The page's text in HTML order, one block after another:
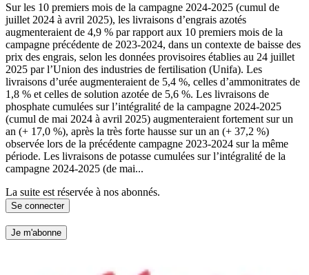
Sur les 10 premiers mois de la campagne 2024-2025 (cumul de
juillet 2024 à avril 2025), les livraisons d’engrais azotés
augmenteraient de 4,9 % par rapport aux 10 premiers mois de la
campagne précédente de 2023-2024, dans un contexte de baisse des
prix des engrais, selon les données provisoires établies au 24 juillet
2025 par l’Union des industries de fertilisation (Unifa). Les
livraisons d’urée augmenteraient de 5,4 %, celles d’ammonitrates de
1,8 % et celles de solution azotée de 5,6 %. Les livraisons de
phosphate cumulées sur l’intégralité de la campagne 2024-2025
(cumul de mai 2024 à avril 2025) augmenteraient fortement sur un
an (+ 17,0 %), après la très forte hausse sur un an (+ 37,2 %)
observée lors de la précédente campagne 2023-2024 sur la même
période. Les livraisons de potasse cumulées sur l’intégralité de la
campagne 2024-2025 (de mai...
La suite est réservée à nos abonnés.
Se connecter
Je m'abonne